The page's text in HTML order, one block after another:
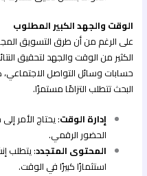
الوقت والجهد الكبير المطلوب
على الرغم من أن طرق التسويق
الكثير من الوقت والجهد لتحقيق
حسابات وسائل التواصل
البحث تتطلب التزامًا مستمرًا.
إدارة الوقت: يحتاج الأمر
الحضور الرقمي.
المحتوى المتجدد: يتطلب
استثمارًا كبيرًا في الوقت.